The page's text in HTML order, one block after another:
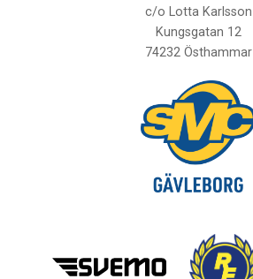
c/o Lotta Karlsson
Kungsgatan 12
74232 Östhammar